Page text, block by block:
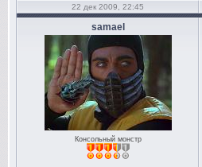
22 дек 2009, 22:45
samael
Консольный монстр